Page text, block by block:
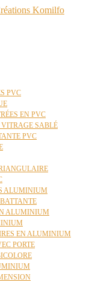
PVC
EN PVC
VITRAGE SABLÉ
PVC
ALUMINIUM
ALUMINIUM
EN ALUMINIUM
PORTE